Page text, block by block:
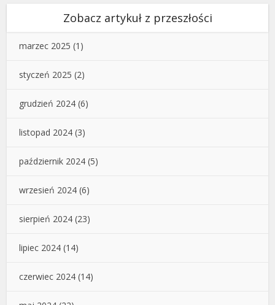
Zobacz artykuł z przeszłości
marzec 2025 (1)
styczeń 2025 (2)
grudzień 2024 (6)
listopad 2024 (3)
październik 2024 (5)
wrzesień 2024 (6)
sierpień 2024 (23)
lipiec 2024 (14)
czerwiec 2024 (14)